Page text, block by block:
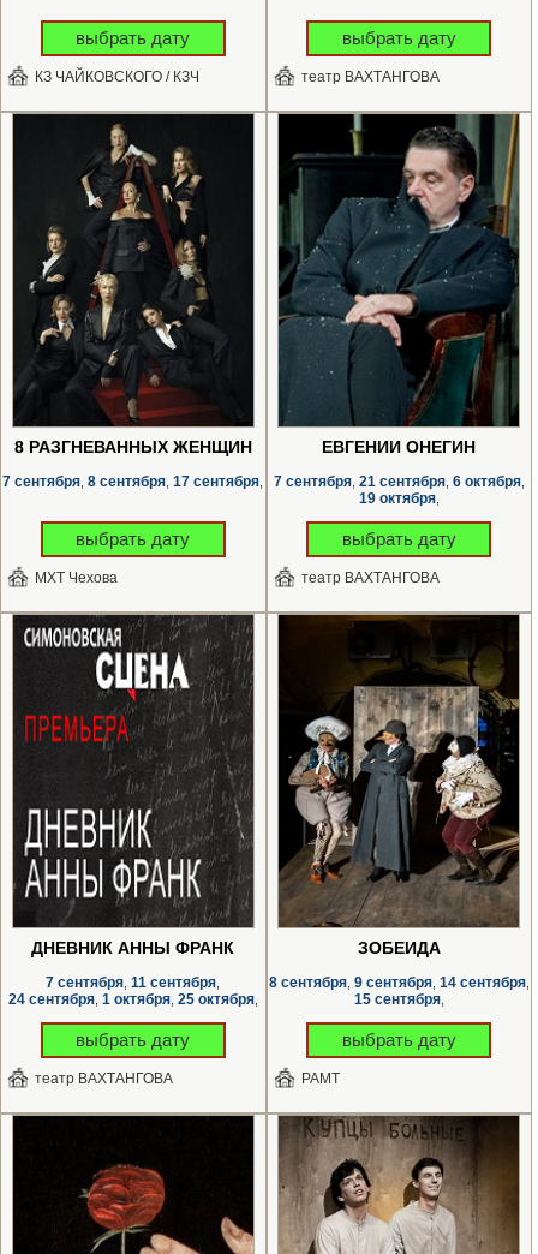
выбрать дату
КЗ ЧАЙКОВСКОГО / КЗЧ
выбрать дату
театр ВАХТАНГОВА
8 РАЗГНЕВАННЫХ ЖЕНЩИН
7 сентября 8 сентября 17 сентября
выбрать дату
МХТ Чехова
ЕВГЕНИЙ ОНЕГИН
7 сентября, 21 сентября, 6 октября,
19 октября,
выбрать дату
театр ВАХТАНГОВА
ДНЕВНИК АННЫ ФРАНК
7 сентября 11 сентября
24 сентября, 1 октября, 25 октября,
выбрать дату
театр ВАХТАНГОВА
ЗОБЕИДА
8 сентября, 9 сентября, 14 сентября,
15 сентября,
выбрать дату
РАМТ